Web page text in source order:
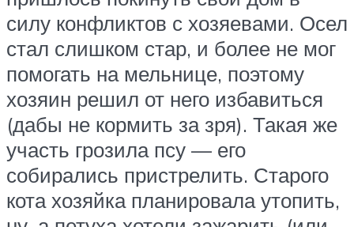
силу конфликтов с хозяевами. Осел
стал слишком стар, и более не мог
помогать на мельнице, поэтому
хозяин решил от него избавиться
(дабы не кормить за зря). Такая же
участь грозила псу — его
собирались пристрелить. Старого
кота хозяйка планировала утопить,